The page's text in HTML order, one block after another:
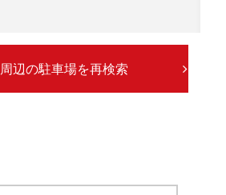
周辺の駐車場を再検索